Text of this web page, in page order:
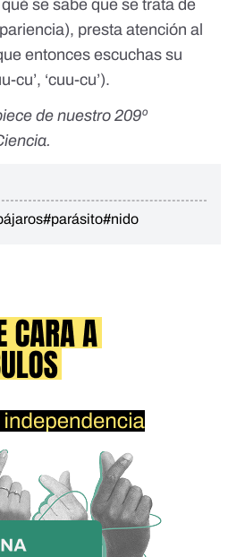
se sabe que se trata de
presta atención al
entonces escuchas su
cu’, ‘cuu-cu’).
de nuestro 209º
.
#parásito#nido